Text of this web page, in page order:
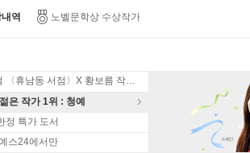
역 노벨문학상 수상작가
뮤지컬 〈휴남동 서점〉X 황보름 작가 북토크
은 작가 1위 : 청예
정 특가 도서
스24에서만